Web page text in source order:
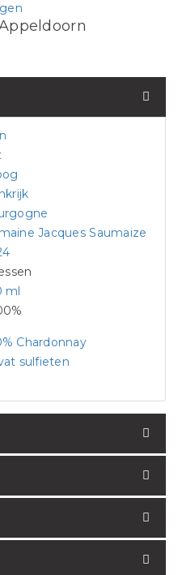
Jacques Saumaize
ml
Chardonnay
sulfieten